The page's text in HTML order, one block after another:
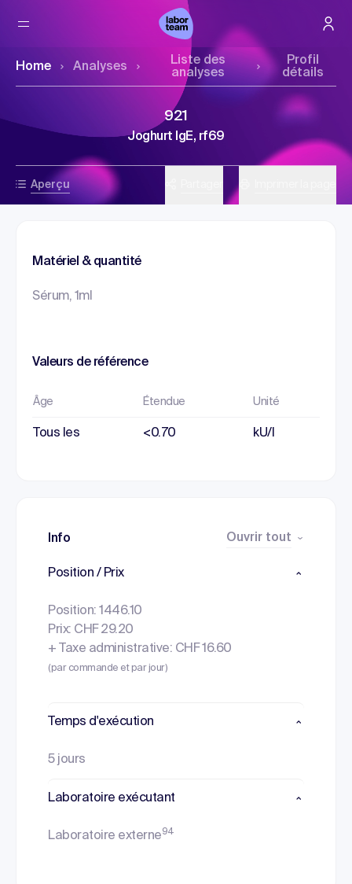
Home Analyses
Liste des
analyses
Profil
détails
Aperçu
921
Joghurt IgE, rf69
Matériel & quantité
Sérum, 1ml
Valeurs de référence
Âge Étendue Unité
Tous les <0.70 kU/l
Info Ouvrir tout
Position / Prix
Position: 1446.10
Prix: CHF 29.20
+ Taxe administrative: CHF 16.60
(par commande et par jour)
Temps d'exécution
5 jours
Laboratoire exécutant
Laboratoire externe94